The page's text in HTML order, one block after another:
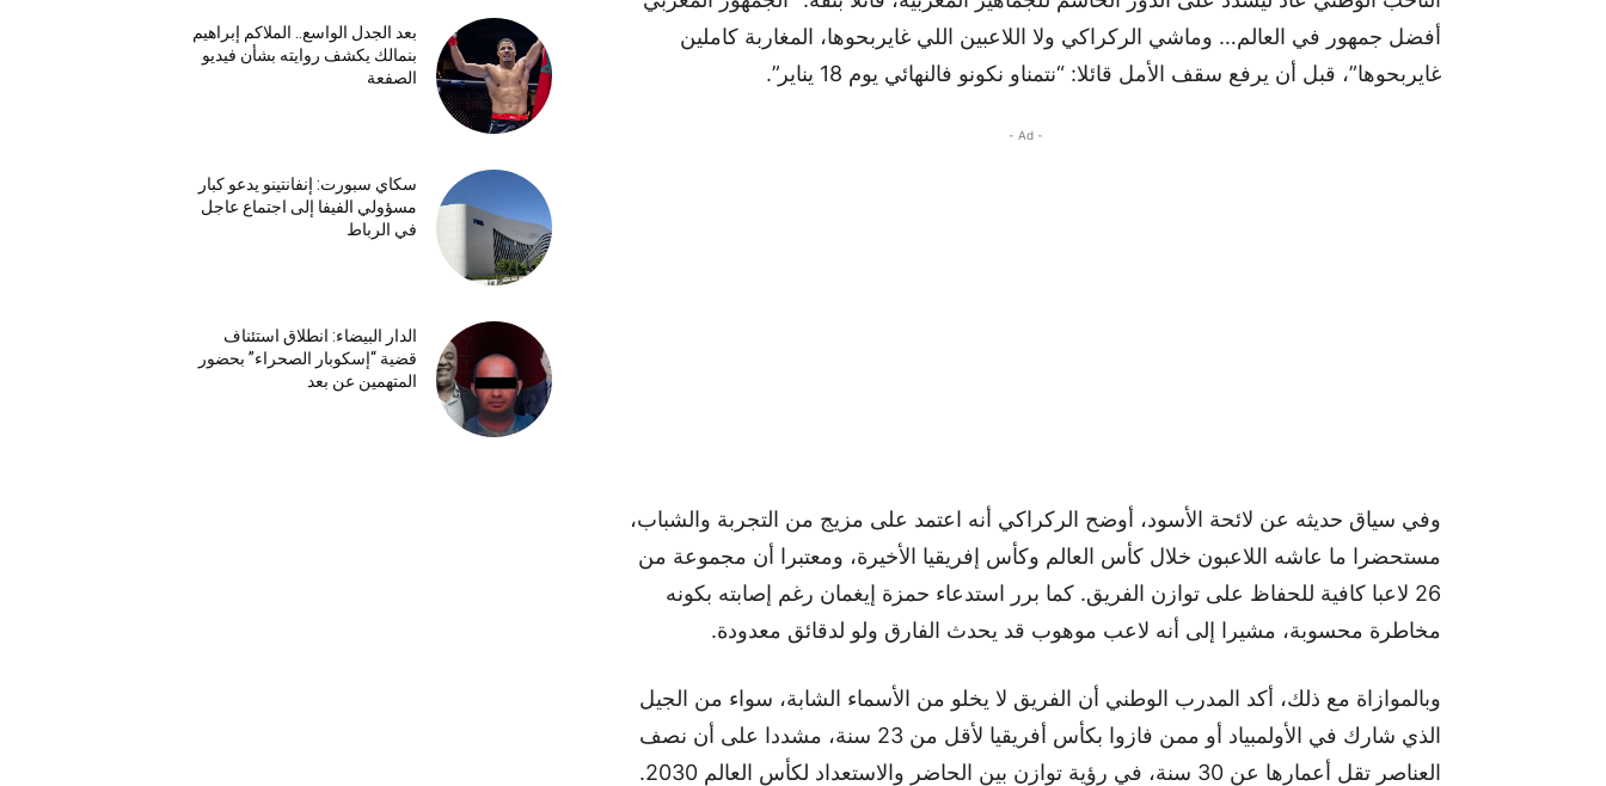
بعد الجدل الواسع.. الملاكم إبراهيم
بنمالك يكشف روايته بشأن فيديو
الصفعة
سكاي سبورت: إنفانتينو يدعو كبار
مسؤولي الفيفا إلى اجتماع عاجل
في الرباط
الدار البيضاء: انطلاق استئناف
قضية “إسكوبار الصحراء” بحضور
المتهمين عن بعد
أفضل جمهور في العالم… وماشي الركراكي ولا اللاعبين اللي غايربحوها، المغاربة كاملين
غايربحوها”، قبل أن يرفع سقف الأمل قائلا: “نتمناو نكونو فالنهائي يوم 18 يناير”.
- Ad -
وفي سياق حديثه عن لائحة الأسود، أوضح الركراكي أنه اعتمد على مزيج من التجربة والشباب،
مستحضرا ما عاشه اللاعبون خلال كأس العالم وكأس إفريقيا الأخيرة، ومعتبرا أن مجموعة من
26 لاعبا كافية للحفاظ على توازن الفريق. كما برر استدعاء حمزة إيغمان رغم إصابته بكونه
مخاطرة محسوبة، مشيرا إلى أنه لاعب موهوب قد يحدث الفارق ولو لدقائق معدودة.
وبالموازاة مع ذلك، أكد المدرب الوطني أن الفريق لا يخلو من الأسماء الشابة، سواء من الجيل
الذي شارك في الأولمبياد أو ممن فازوا بكأس أفريقيا لأقل من 23 سنة، مشددا على أن نصف
العناصر تقل أعمارها عن 30 سنة، في رؤية توازن بين الحاضر والاستعداد لكأس العالم 2030.